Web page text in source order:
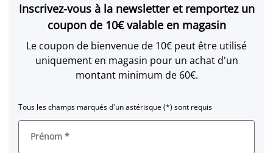
Inscrivez-vous à la newsletter et remportez un
coupon de 10€ valable en magasin
Le coupon de bienvenue de 10€ peut être utilisé
uniquement en magasin pour un achat d'un
montant minimum de 60€.
Tous les champs marqués d'un astérisque (*) sont requis
Prénom *